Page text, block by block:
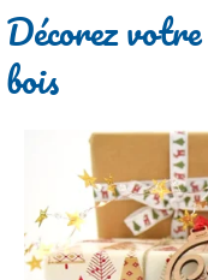
Décorez votre
bois